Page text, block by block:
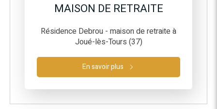
MAISON DE RETRAITE
Résidence Debrou - maison de retraite à
Joué-lès-Tours (37)
En savoir plus